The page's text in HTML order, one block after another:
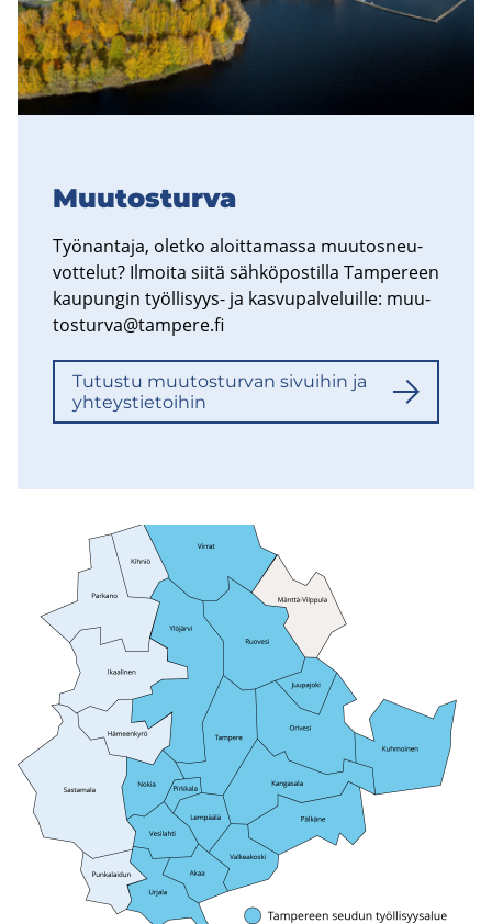
Muu­tos­tur­va
Työ­nan­ta­ja, olet­ko aloit­ta­mas­sa muu­tos­neu­
vot­te­lut? Il­moi­ta siitä säh­kö­pos­til­la Tam­pe­reen
kau­pun­gin työllisyys-​ ja kas­vu­pal­ve­luil­le: muu­
tos­tur­va@tam­pe­re.fi
Tu­tus­tu muu­tos­tur­van si­vui­hin ja
yh­teys­tie­toi­hin